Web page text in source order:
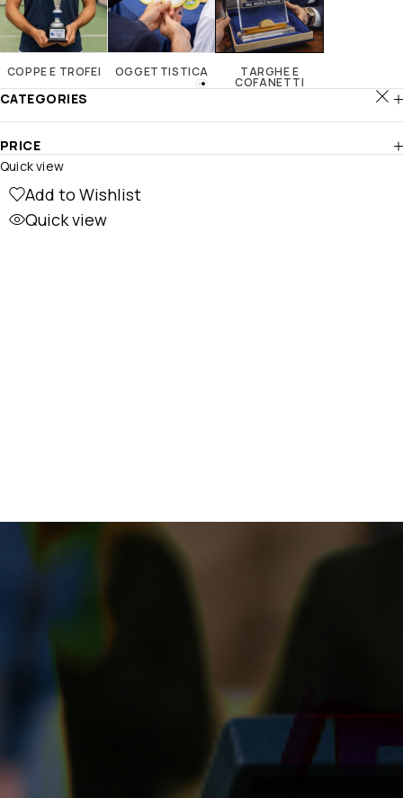
COPPE E TROFEI OGGETTISTICA TARGHE E
COFANETTI
CATEGORIES
PRICE
Add to Wishlist
Quick view
Quick view